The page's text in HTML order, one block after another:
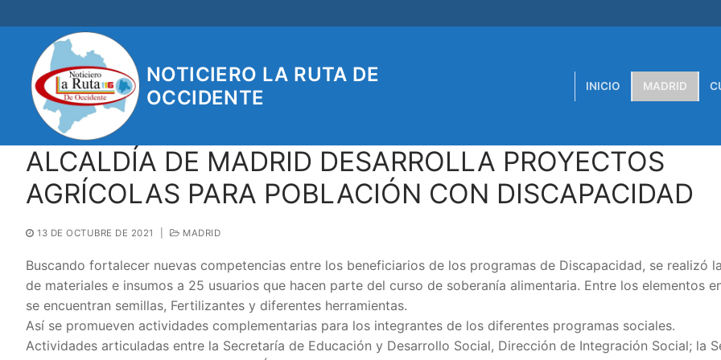
al
contenido
NOTICIERO LA RUTA DE
OCCIDENTE
INICIO MADRID
ALCALDÍA DE MADRID DESARROLLA PROYECTOS
AGRÍCOLAS PARA POBLACIÓN CON DISCAPACIDAD
13 DE OCTUBRE DE 2021 MADRID
Buscando fortalecer nuevas competencias entre los beneficiarios de los programas de Discapacidad, se realizó
de materiales e insumos a 25 usuarios que hacen parte del curso de soberanía alimentaria. Entre los elementos
se encuentran semillas, Fertilizantes y diferentes herramientas.
Así se promueven actividades complementarias para los integrantes de los diferentes programas sociales.
Actividades articuladas entre la Secretaría de Educación y Desarrollo Social, Dirección de Integración Social; la